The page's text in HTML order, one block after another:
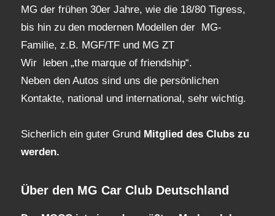
MG der frühen 30er Jahre, wie die 18/80 Tigress,
bis hin zu den modernen Modellen der MG-
Familie, z.B. MGF/TF und MG ZT
Wir leben „the marque of friendship“.
Neben den Autos sind uns die persönlichen
Kontakte, national und international, sehr wichtig.
Sicherlich ein guter Grund Mitglied des Clubs zu
werden.
Über den MG Car Club Deutschland